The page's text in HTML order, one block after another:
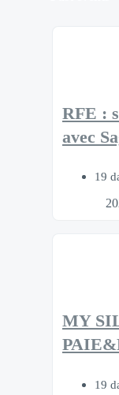
RFE :
avec
19
MY
19